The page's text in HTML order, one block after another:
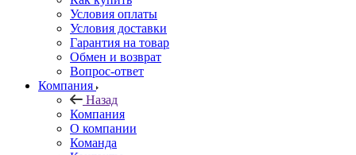
Условия оплаты
Условия доставки
Гарантия на товар
Обмен и возврат
Вопрос-ответ
Компания
Назад
Компания
О компании
Команда